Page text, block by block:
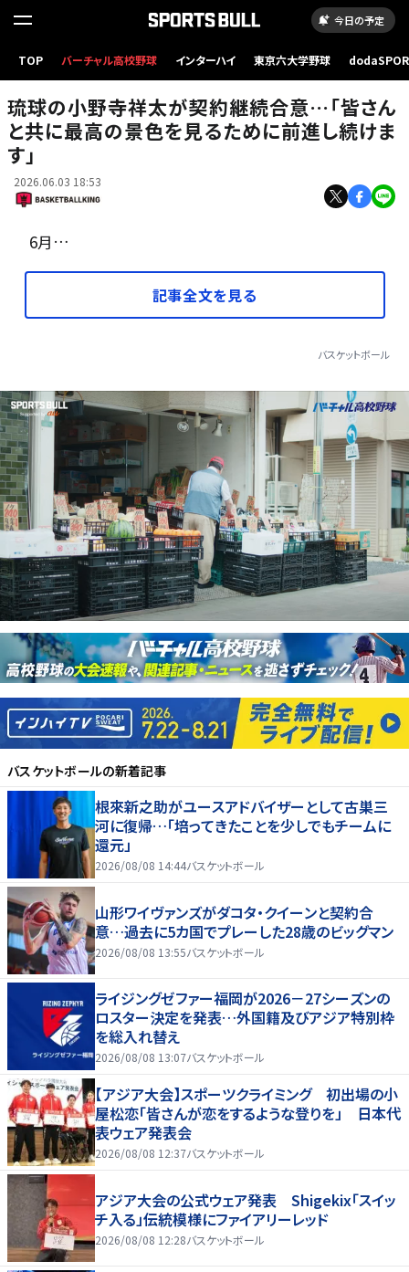
今日の予定
TOP バーチャル高校野球 インターハイ 東京六大学野球
契約継続が発表された琉球の小野寺[写真]＝B.LEAGUE
琉球の小野寺祥太が契約継続合意…「皆さん
と共に最高の景色を見るために前進し続けま
す」
2026.06.03 18:53
6月…
記事全文を見る
バスケットボール
バスケットボールの新着記事
根來新之助がユースアドバイザーとして古巣三
河に復帰…「培ってきたことを少しでもチームに
還元」
2026/08/08 14:44バスケットボール
山形ワイヴァンズがダコタ・クイーンと契約合
意…過去に5カ国でプレーした28歳のビッグマン
2026/08/08 13:55バスケットボール
ライジングゼファー福岡が2026－27シーズンの
ロスター決定を発表…外国籍及びアジア特別枠
を総入れ替え
2026/08/08 13:07バスケットボール
【アジア大会】スポーツクライミング 初出場の小
屋松恋「皆さんが恋をするような登りを」 日本代
表ウェア発表会
2026/08/08 12:37バスケットボール
アジア大会の公式ウェア発表 Shigekix「スイッ
チ入る」伝統模様にファイアリーレッド
2026/08/08 12:28バスケットボール